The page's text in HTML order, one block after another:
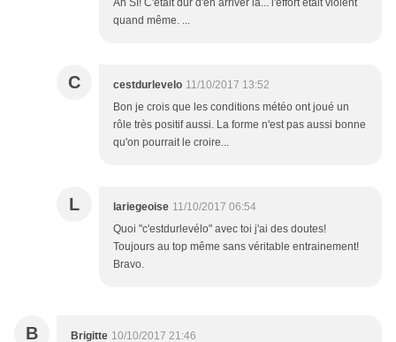
Ah SI! C'était dur d'en arriver là... l'effort était violent
quand même. ...
C cestdurlevelo 11/10/2017 13:52
Bon je crois que les conditions météo ont joué un
rôle très positif aussi. La forme n'est pas aussi bonne
qu'on pourrait le croire...
L lariegeoise 11/10/2017 06:54
Quoi "c'estdurlevélo" avec toi j'ai des doutes!
Toujours au top même sans véritable entrainement!
Bravo.
B Brigitte 10/10/2017 21:46